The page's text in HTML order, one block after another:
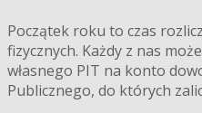
Początek roku to czas
fizycznych. Każdy z nas
własnego PIT na konto
Publicznego, do których